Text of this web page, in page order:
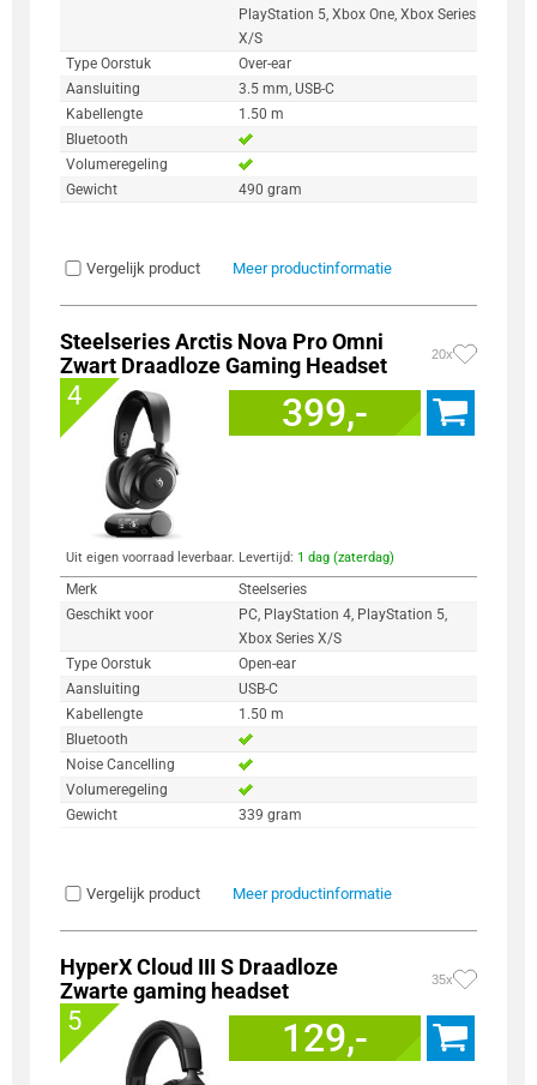
PlayStation 5, Xbox One, Xbox Series
X/S
Type Oorstuk
Over-ear
Aansluiting
3.5 mm, USB-C
Kabellengte
1.50 m
Bluetooth
Volumeregeling
Gewicht
490 gram
Vergelijk product Meer productinformatie
Steelseries Arctis Nova Pro Omni
Zwart Draadloze Gaming Headset
20x
4 399,-
Uit eigen voorraad leverbaar. Levertijd: 1 dag (zaterdag)
Merk
Steelseries
Geschikt voor
PC, PlayStation 4, PlayStation 5,
Xbox Series X/S
Type Oorstuk
Open-ear
Aansluiting
USB-C
Kabellengte
1.50 m
Bluetooth
Noise Cancelling
Volumeregeling
Gewicht
339 gram
Vergelijk product Meer productinformatie
HyperX Cloud III S Draadloze
Zwarte gaming headset
35x
5 129,-